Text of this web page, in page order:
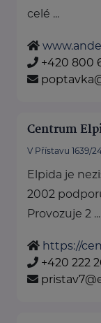
celé ...
+420 800
Centrum
V Přístavu 1639/
Elpida je
2002
Provozuje 2 ...
https://
+420 222